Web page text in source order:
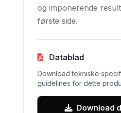
og imponerende
første side.
Datablad
Download tekniske
guidelines for dette
Download